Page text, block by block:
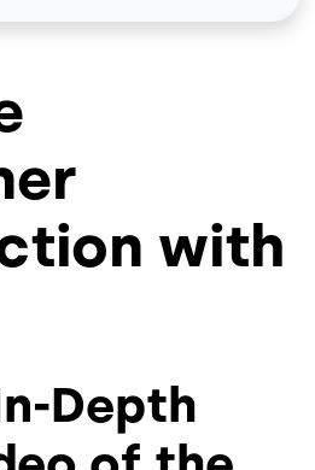
with
Depth